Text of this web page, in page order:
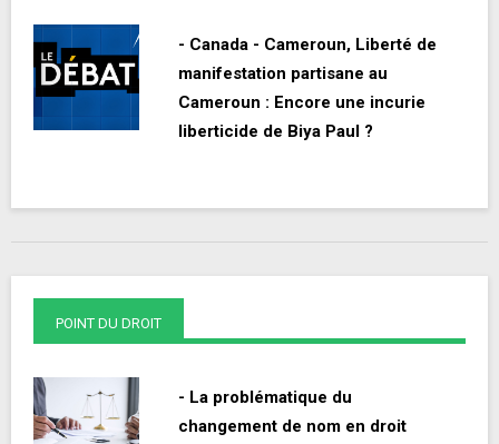
- Canada - Cameroun, Liberté de
manifestation partisane au
Cameroun : Encore une incurie
liberticide de Biya Paul ?
POINT DU DROIT
- La problématique du
changement de nom en droit